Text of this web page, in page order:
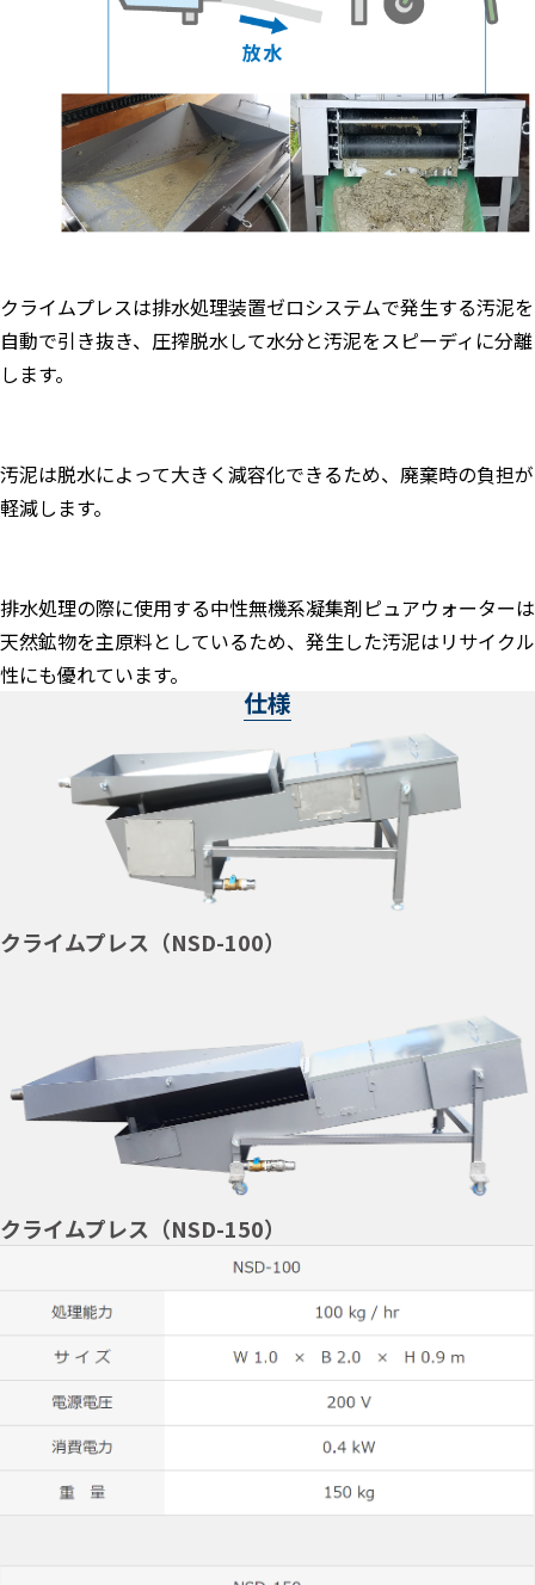
クライムプレスは排水処理装置ゼロシステムで発生する汚泥を
自動で引き抜き、圧搾脱水して水分と汚泥をスピーディに分離
します。
汚泥は脱水によって大きく減容化できるため、廃棄時の負担が
軽減します。
排水処理の際に使用する中性無機系凝集剤ピュアウォーターは
天然鉱物を主原料としているため、発生した汚泥はリサイクル
性にも優れています。
仕様
クライムプレス（NSD-100）
クライムプレス（NSD-150）